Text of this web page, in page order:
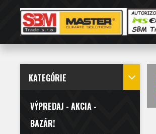
KATEGÓRIE
VÝPREDAJ - AKCIA -
BAZÁR!